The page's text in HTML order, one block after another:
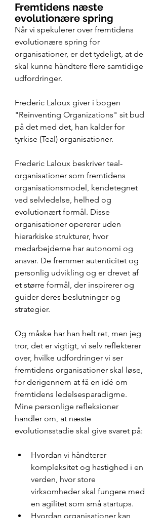
Fremtidens næste
evolutionære spring
Når vi spekulerer over fremtidens
evolutionære spring for
organisationer, er det tydeligt, at de
skal kunne håndtere flere samtidige
udfordringer.
Frederic Laloux giver i bogen
"Reinventing Organizations" sit bud
på det med det, han kalder for
tyrkise (Teal) organisationer.
Frederic Laloux beskriver teal-
organisationer som fremtidens
organisationsmodel, kendetegnet
ved selvledelse, helhed og
evolutionært formål. Disse
organisationer opererer uden
hierarkiske strukturer, hvor
medarbejderne har autonomi og
ansvar. De fremmer autenticitet og
personlig udvikling og er drevet af
et større formål, der inspirerer og
guider deres beslutninger og
strategier.
Og måske har han helt ret, men jeg
tror, det er vigtigt, vi selv reflekterer
over, hvilke udfordringer vi ser
fremtidens organisationer skal løse,
for derigennem at få en idé om
fremtidens ledelsesparadigme.
Mine personlige refleksioner
handler om, at næste
evolutionsstadie skal give svaret på:
Hvordan vi håndterer
kompleksitet og hastighed i en
verden, hvor store
virksomheder skal fungere med
en agilitet som små startups.
Hvordan organisationer kan